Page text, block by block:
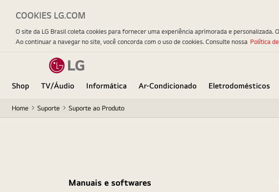
Shop TV/Áudio Informática Ar-Condicionado Eletrodomésticos
Home Suporte Suporte ao Produto
Manuais e softwares
COOKIES LG.COM
O site da LG Brasil coleta cookies para fornecer uma experiência aprimorada e
Ao continuar a navegar no site, você concorda com o uso de cookies. Consulte nossa Política